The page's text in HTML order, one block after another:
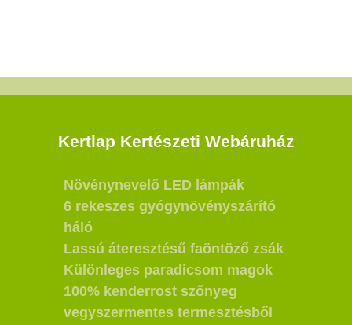
Kertlap Kertészeti Webáruház
Növénynevelő LED lámpák
6 rekeszes gyógynövényszárító
háló
Lassú áteresztésű faöntöző zsák
Különleges paradicsom magok
100% kenderrost szőnyeg
vegyszermentes termesztésből